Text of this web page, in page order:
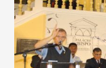
comunidades e do
consumidor. Gerência